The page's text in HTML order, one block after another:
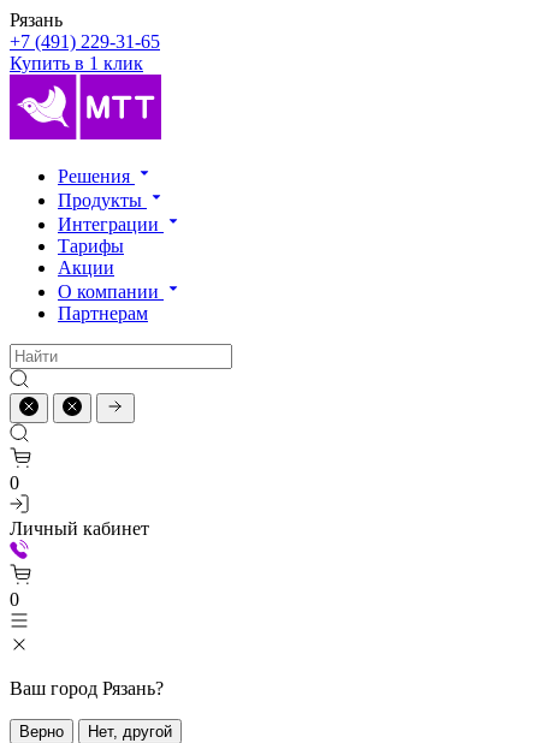
Рязань
+7 (491) 229-31-65
Купить в 1 клик
Решения
Продукты
Интеграции
Тарифы
Акции
О компании
Партнерам
0
Личный кабинет
0
Ваш город Рязань?
Верно Нет, другой